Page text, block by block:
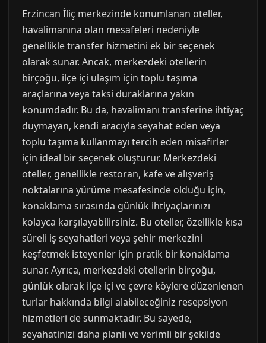
Erzincan İliç merkezinde konumlanan oteller,
havalimanına olan mesafeleri nedeniyle
genellikle transfer hizmetini ek bir seçenek
olarak sunar. Ancak, merkezdeki otellerin
birçoğu, ilçe içi ulaşım için toplu taşıma
araçlarına veya taksi duraklarına yakın
konumdadır. Bu da, havalimanı transferine ihtiyaç
duymayan, kendi aracıyla seyahat eden veya
toplu taşıma kullanmayı tercih eden misafirler
için ideal bir seçenek oluşturur. Merkezdeki
oteller, genellikle restoran, kafe ve alışveriş
noktalarına yürüme mesafesinde olduğu için,
konaklama sırasında günlük ihtiyaçlarınızı
kolayca karşılayabilirsiniz. Bu oteller, özellikle kısa
süreli iş seyahatleri veya şehir merkezini
keşfetmek isteyenler için pratik bir konaklama
sunar. Ayrıca, merkezdeki otellerin birçoğu,
günlük olarak ilçe içi ve çevre köylere düzenlenen
turlar hakkında bilgi alabileceğiniz resepsiyon
hizmetleri de sunmaktadır. Bu sayede,
seyahatinizi daha planlı ve verimli bir şekilde